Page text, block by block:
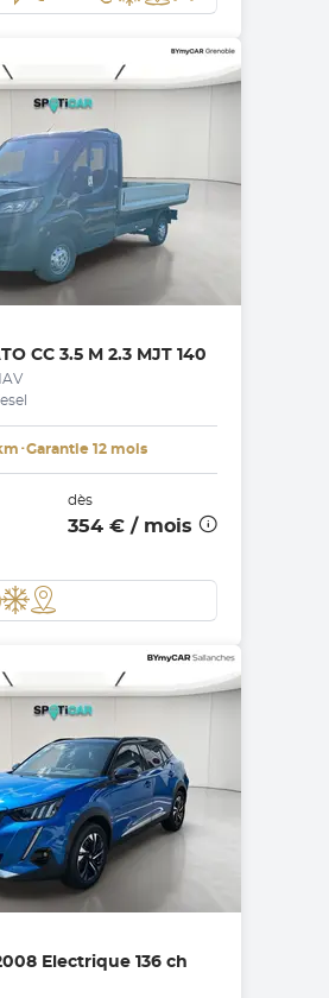
CC 3.5 M 2.3 MJT 140
･Garantie 12 mois
dès
354 € / mois
Electrique 136 ch